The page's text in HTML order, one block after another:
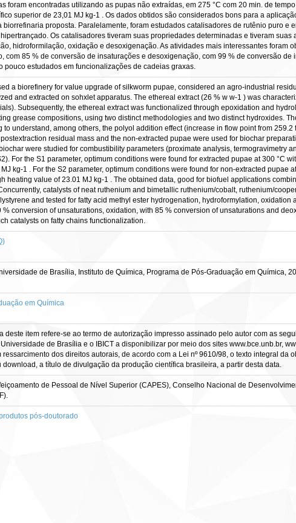
foram encontradas utilizando as pupas não extraídas, em 275 °C com 20 min. de
superior de 23,01 MJ kg-1 . Os dados obtidos são considerados bons para a
biorrefinaria proposta. Paralelamente, foram estudados catalisadores de rutênio puro e
Os catalisadores tiveram suas propriedades determinadas e tiveram
hidroformilação, oxidação e desoxigenação. As atividades mais interessantes foram
com 85 % de conversão de insaturações e desoxigenação, com 99 % de conversão
pouco estudados em funcionalizações de cadeias graxas.
a biorefinery for value upgrade of silkworm pupae, considered an agro-industrial
and extracted on sohxlet apparatus. The ethereal extract (26 % w w-1 ) was
Subsequently, the ethereal extract was functionalized through epoxidation and
grease compositions, using two distinct methodologies and two distinct hydroxides.
to understand, among others, the polyol addition effect (increase in flow point from
residual mass and the non-extracted pupae were used for biochar
were studied for combustibility parameters (proximate analysis, termogravimetry
For the S1 parameter, optimum conditions were found for extracted pupae at 300 °C
kg-1 . For the S2 parameter, optimum conditions were found for non-extracted pupae
heating value of 23.01 MJ kg-1 . The obtained data, good for biofuel applications
catalysts of neat ruthenium and bimetallic ruthenium/cobalt, ruthenium/
and tested for fatty acid methyl ester hydrogenation, hydroformylation,
% conversion of unsaturations, oxidation, with 85 % conversion of unsaturations and
catalysts on fatty chains functionalization.
de Brasília, Instituto de Química, Programa de Pós-Graduação em Química,
em Química
deste item refere-se ao termo de autorização impresso assinado pelo autor com as
de Brasília e o IBICT a disponibilizar por meio dos sites www.bce.unb.br,
ressarcimento dos direitos autorais, de acordo com a Lei nº 9610/98, o texto integral
download, a título de divulgação da produção científica brasileira, a partir desta data.
de Pessoal de Nível Superior (CAPES), Conselho Nacional de
pós-doutorado